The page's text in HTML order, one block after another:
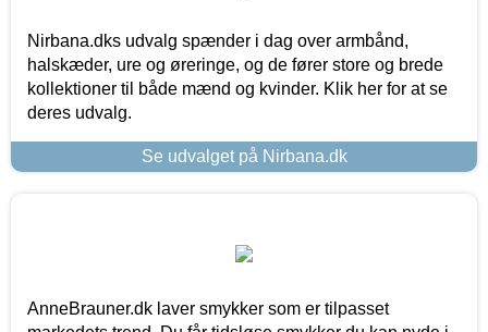
Nirbana.dks udvalg spænder i dag over armbånd,
halskæder, ure og øreringe, og de fører store og brede
kollektioner til både mænd og kvinder. Klik her for at se
deres udvalg.
Se udvalget på Nirbana.dk
AnneBrauner.dk laver smykker som er tilpasset